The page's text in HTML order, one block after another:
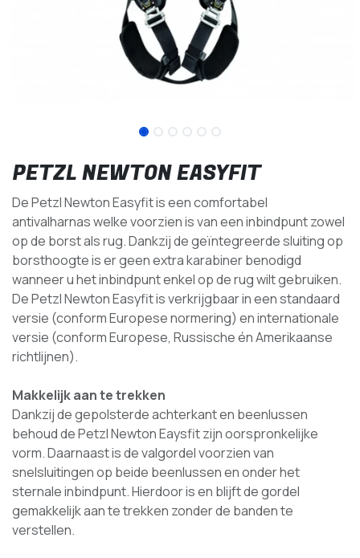
PETZL NEWTON EASYFIT
De Petzl Newton Easyfit is een comfortabel
antivalharnas welke voorzien is van een inbindpunt zowel
op de borst als rug. Dankzij de geïntegreerde sluiting op
borsthoogte is er geen extra karabiner benodigd
wanneer u het inbindpunt enkel op de rug wilt gebruiken.
De Petzl Newton Easyfit is verkrijgbaar in een standaard
versie (conform Europese normering) en internationale
versie (conform Europese, Russische én Amerikaanse
richtlijnen).
Makkelijk aan te trekken
Dankzij de gepolsterde achterkant en beenlussen
behoud de Petzl Newton Eaysfit zijn oorspronkelijke
vorm. Daarnaast is de valgordel voorzien van
snelsluitingen op beide beenlussen en onder het
sternale inbindpunt. Hierdoor is en blijft de gordel
gemakkelijk aan te trekken zonder de banden te
verstellen.